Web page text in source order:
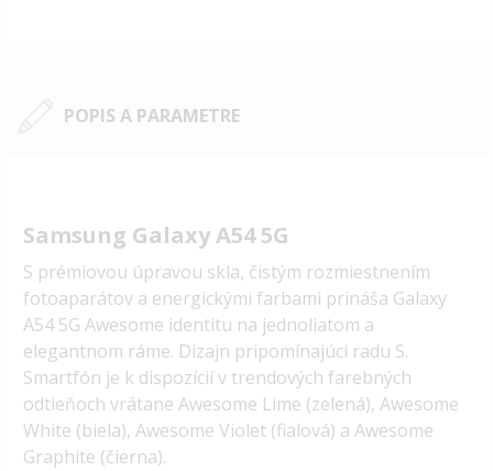
POPIS A PARAMETRE
Samsung Galaxy A54 5G
S prémiovou úpravou skla, čistým rozmiestnením
fotoaparátov a energickými farbami prináša Galaxy
A54 5G Awesome identitu na jednoliatom a
elegantnom ráme. Dizajn pripomínajúci radu S.
Smartfón je k dispozícií v trendových farebných
odtieňoch vrátane Awesome Lime (zelená), Awesome
White (biela), Awesome Violet (fialová) a Awesome
Graphite (čierna).